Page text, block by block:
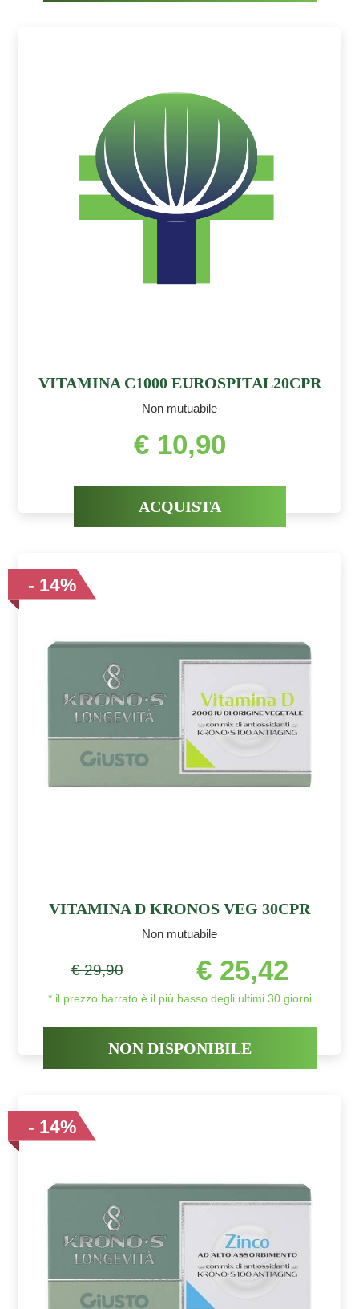
VITAMINA C1000 EUROSPITAL20CPR
Non mutuabile
€ 10,90
ACQUISTA
- 14%
VITAMINA D KRONOS VEG 30CPR
Non mutuabile
€ 29,90 € 25,42
* il prezzo barrato è il più basso degli ultimi 30 giorni
NON DISPONIBILE
- 14%